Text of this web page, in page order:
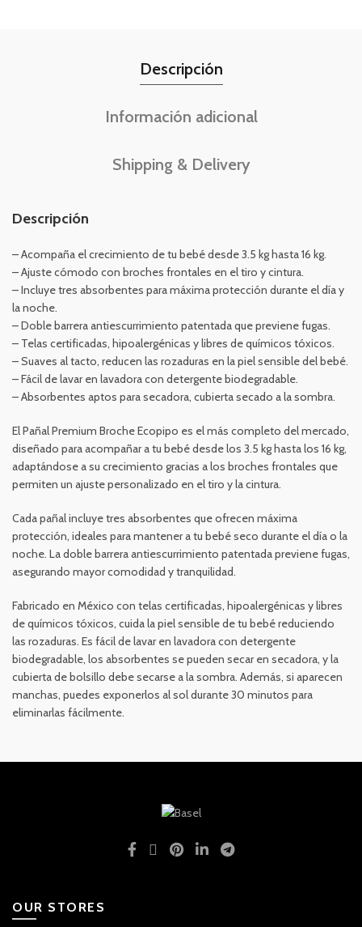
Descripción
Información adicional
Shipping & Delivery
Descripción
– Acompaña el crecimiento de tu bebé desde 3.5 kg hasta 16 kg.
– Ajuste cómodo con broches frontales en el tiro y cintura.
– Incluye tres absorbentes para máxima protección durante el día y
la noche.
– Doble barrera antiescurrimiento patentada que previene fugas.
– Telas certificadas, hipoalergénicas y libres de químicos tóxicos.
– Suaves al tacto, reducen las rozaduras en la piel sensible del bebé.
– Fácil de lavar en lavadora con detergente biodegradable.
– Absorbentes aptos para secadora, cubierta secado a la sombra.
El Pañal Premium Broche Ecopipo es el más completo del mercado,
diseñado para acompañar a tu bebé desde los 3.5 kg hasta los 16 kg,
adaptándose a su crecimiento gracias a los broches frontales que
permiten un ajuste personalizado en el tiro y la cintura.
Cada pañal incluye tres absorbentes que ofrecen máxima
protección, ideales para mantener a tu bebé seco durante el día o la
noche. La doble barrera antiescurrimiento patentada previene fugas,
asegurando mayor comodidad y tranquilidad.
Fabricado en México con telas certificadas, hipoalergénicas y libres
de químicos tóxicos, cuida la piel sensible de tu bebé reduciendo
las rozaduras. Es fácil de lavar en lavadora con detergente
biodegradable, los absorbentes se pueden secar en secadora, y la
cubierta de bolsillo debe secarse a la sombra. Además, si aparecen
manchas, puedes exponerlos al sol durante 30 minutos para
eliminarlas fácilmente.
OUR STORES